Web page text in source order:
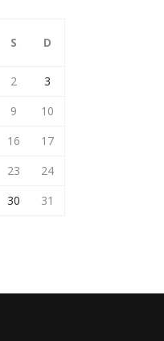
S D
2
3
9
10
16
17
23
24
30 31